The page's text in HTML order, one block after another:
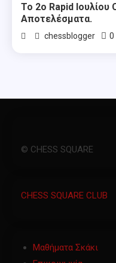
Το 2ο Rapid
Αποτελέσματα.
chessblogger 0
© CHESS SQUARE
CHESS SQUARE CLUB
Μαθήματα Σκάκι